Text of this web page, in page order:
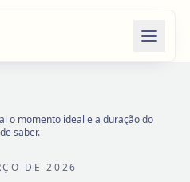
o momento ideal e a duração do
saber.
DE 2026